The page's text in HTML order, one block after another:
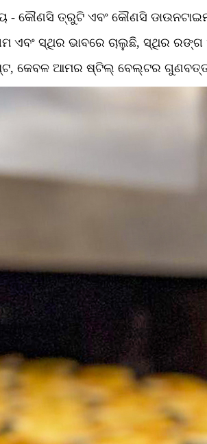
- କୌଣସି ତ୍ରୁଟି ଏବଂ କୌଣସି
ସ୍ଥିର ଭାବରେ ଚାଲୁଛି, ସ୍ଥିର ରଙ୍ଗ
କେବଳ ଆମର ଷ୍ଟିଲ୍ ବେଲ୍ଟର